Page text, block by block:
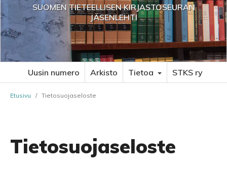
SUOMEN TIETEELLISEN KIRJASTOSEURAN
JÄSENLEHTI
Uusin numero Arkisto Tietoa STKS ry
Etusivu / Tietosuojaseloste
Tietosuojaseloste